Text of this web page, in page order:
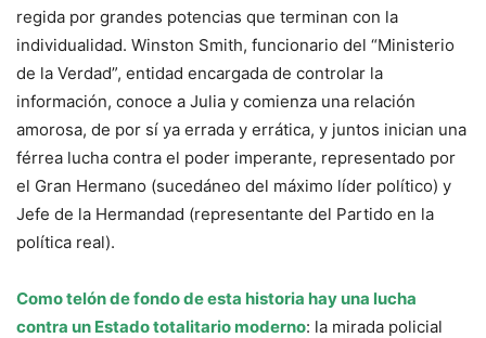
regida por grandes potencias que terminan con la
individualidad. Winston Smith, funcionario del “Ministerio
de la Verdad”, entidad encargada de controlar la
información, conoce a Julia y comienza una relación
amorosa, de por sí ya errada y errática, y juntos inician una
férrea lucha contra el poder imperante, representado por
el Gran Hermano (sucedáneo del máximo líder político) y
Jefe de la Hermandad (representante del Partido en la
política real).
Como telón de fondo de esta historia hay una lucha
contra un Estado totalitario moderno: la mirada policial